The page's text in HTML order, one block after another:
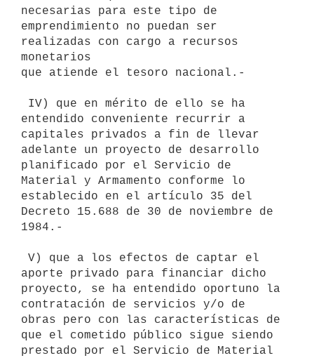
necesarias para este tipo de
emprendimiento no puedan ser
realizadas con cargo a recursos
monetarios
que atiende el tesoro nacional.-
entendido conveniente recurrir a
capitales privados a fin de llevar
adelante un proyecto de desarrollo
planificado por el Servicio de
Material y Armamento conforme lo
establecido en el artículo 35 del
Decreto 15.688 de 30 de noviembre de
1984.-
aporte privado para financiar dicho
proyecto, se ha entendido oportuno la
contratación de servicios y/o de
obras pero con las características de
que el cometido público sigue siendo
prestado por el Servicio de Material